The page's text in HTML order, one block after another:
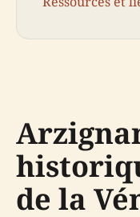
de la